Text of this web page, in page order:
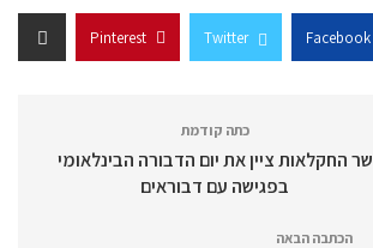
Facebook
Twitter
Pinterest
כתה קודמת
שר החקלאות ציין את יום הדבורה הבינלאומי
בפגישה עם דבוראים
הכתבה הבאה